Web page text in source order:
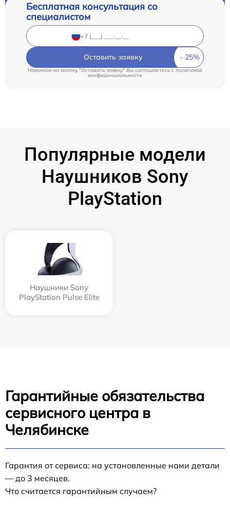
Бесплатная консультация со
специалистом
Оставить заявку
Нажимая на кнопку "Оставить заявку" Вы соглашаетесь cполитикой
конфиденциальности
Популярные модели
Наушников Sony
PlayStation
Наушники Sony
PlayStation Pulse Elite
Гарантийные обязательства
сервисного центра в
Челябинске
Гарантия от сервиса: на установленные нами детали
— до 3 месяцев.
Что считается гарантийным случаем?